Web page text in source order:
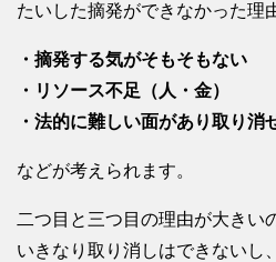
たいした摘発ができなかった理
・摘発する気がそもそもない
・リソース不足（人・金）
・法的に難しい面があり取り消
などが考えられます。
二つ目と三つ目の理由が大きい
いきなり取り消しはできないし